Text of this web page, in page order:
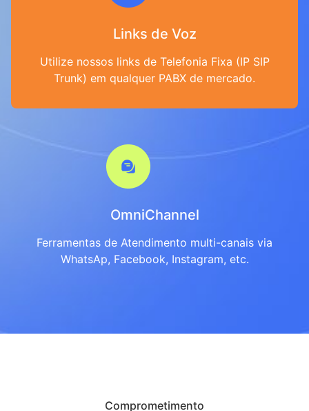
Links de Voz
Utilize nossos links de Telefonia Fixa (IP SIP
Trunk) em qualquer PABX de mercado.
OmniChannel
Ferramentas de Atendimento multi-canais via
WhatsAp, Facebook, Instagram, etc.
Comprometimento